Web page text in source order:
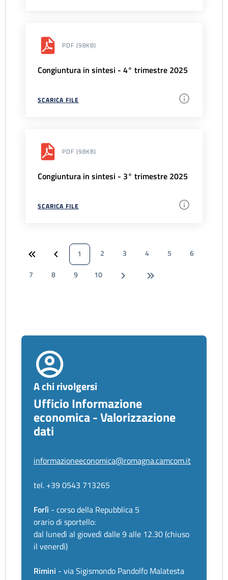
PDF (98KB)
Congiuntura in sintesi - 4° trimestre 2025
SCARICA FILE
PDF (98KB)
Congiuntura in sintesi - 3° trimestre 2025
SCARICA FILE
1 2 3 4 5
6
7
8 9 10
A chi rivolgersi
Ufficio Informazione
economica - Valorizzazione
dati
informazioneeconomica@romagna.camcom.it
tel. +39 0543 713265
Forlì - corso della Repubblica 5
orario di sportello:
dal lunedì al giovedì dalle 9 alle 12.30 (chiuso
il venerdì)
Rimini - via Sigismondo Pandolfo Malatesta